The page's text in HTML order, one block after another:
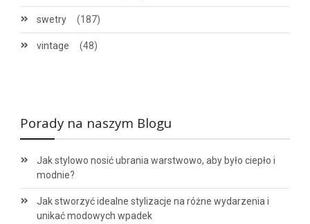
swetry (187)
vintage (48)
Porady na naszym Blogu
Jak stylowo nosić ubrania warstwowo, aby było ciepło i
modnie?
Jak stworzyć idealne stylizacje na różne wydarzenia i
unikać modowych wpadek